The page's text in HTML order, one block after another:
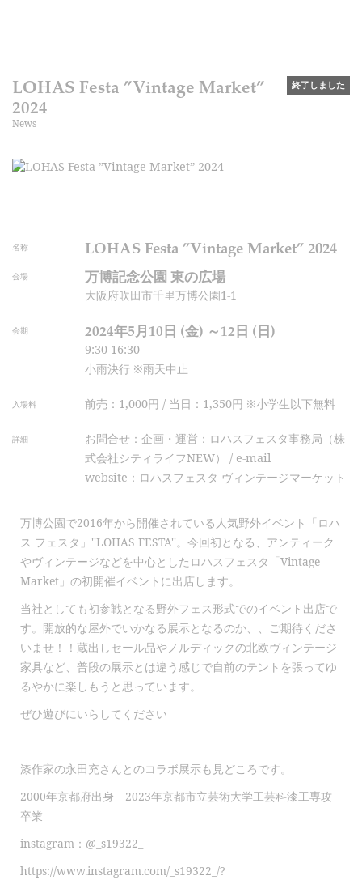
終了しました
LOHAS Festa ”Vintage Market”
2024
News
名称 LOHAS Festa ”Vintage Market” 2024
会場 万博記念公園 東の広場
大阪府吹田市千里万博公園1-1
会期 2024年5月10日 (金) ～12日 (日)
9:30-16:30
小雨決行 ※雨天中止
入場料 前売：1,000円 / 当日：1,350円 ※小学生以下無料
詳細
お問合せ：企画・運営：ロハスフェスタ事務局（株
式会社シティライフNEW） / e-mail
website：ロハスフェスタ ヴィンテージマーケット
万博公園で2016年から開催されている人気野外イベント「ロハ
ス フェスタ」''LOHAS FESTA''。今回初となる、アンティーク
やヴィンテージなどを中心としたロハスフェスタ「Vintage
Market」の初開催イベントに出店します。
当社としても初参戦となる野外フェス形式でのイベント出店で
す。開放的な屋外でいかなる展示となるのか、、ご期待くださ
いませ！！蔵出しセール品やノルディックの北欧ヴィンテージ
家具など、普段の展示とは違う感じで自前のテントを張ってゆ
るやかに楽しもうと思っています。
ぜひ遊びにいらしてください
漆作家の永田充さんとのコラボ展示も見どころです。
2000年京都府出身 2023年京都市立芸術大学工芸科漆工専攻
卒業
instagram：@_s19322_
https://www.instagram.com/_s19322_/?